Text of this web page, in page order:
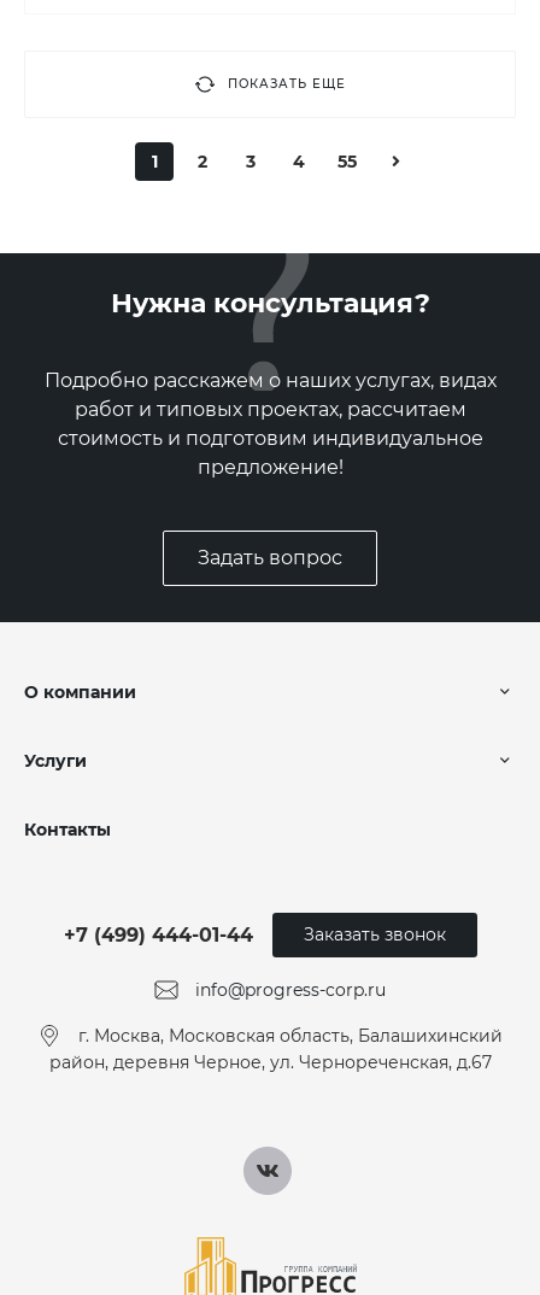
ПОКАЗАТЬ ЕЩЕ
1 2 3 4 55
Нужна консультация?
Подробно расскажем о наших услугах, видах
работ и типовых проектах, рассчитаем
стоимость и подготовим индивидуальное
предложение!
Задать вопрос
О компании
Услуги
Контакты
info@progress-corp.ru
+7 (499) 444-01-44
г. Москва, Московская область, Балашихинский
район, деревня Черное, ул. Чернореченская, д.67
Заказать звонок